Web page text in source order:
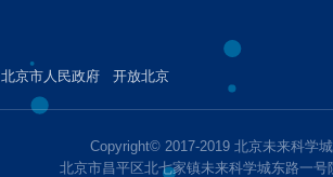
北京市人民政府 开放北京
Copyright© 2017-2019 北京未来科学
北京市昌平区北七家镇未来科学城东路一号